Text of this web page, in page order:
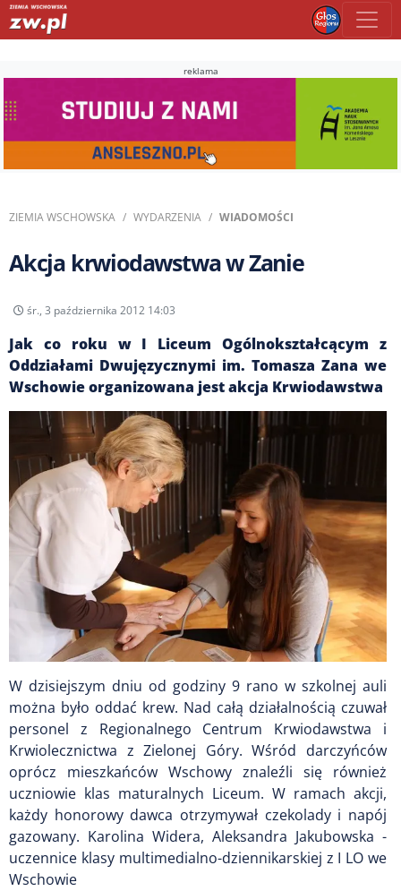
reklama
ZIEMIA WSCHOWSKA WYDARZENIA WIADOMOŚCI
Akcja krwiodawstwa w Zanie
śr., 3 października 2012 14:03
Jak co roku w I Liceum Ogólnokształcącym z
Oddziałami Dwujęzycznymi im. Tomasza Zana we
Wschowie organizowana jest akcja Krwiodawstwa
W dzisiejszym dniu od godziny 9 rano w szkolnej auli
można było oddać krew. Nad całą działalnością czuwał
personel z Regionalnego Centrum Krwiodawstwa i
Krwiolecznictwa z Zielonej Góry. Wśród darczyńców
oprócz mieszkańców Wschowy znaleźli się również
uczniowie klas maturalnych Liceum. W ramach akcji,
każdy honorowy dawca otrzymywał czekolady i napój
gazowany. Karolina Widera, Aleksandra Jakubowska -
uczennice klasy multimedialno-dziennikarskiej z I LO we
Wschowie